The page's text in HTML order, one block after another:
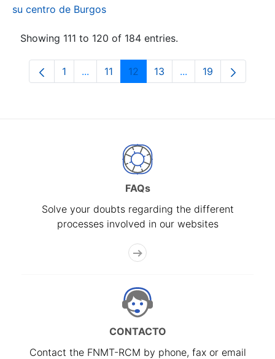
su centro de Burgos
Showing 111 to 120 of 184 entries.
Page
1 ...Intermediate Pages Use TAB to navigate.
Page
11 Page
12 Page
13 ...Intermediate
Page
19
FAQs
Solve your doubts regarding the different
processes involved in our websites
CONTACTO
Contact the FNMT-RCM by phone, fax or email